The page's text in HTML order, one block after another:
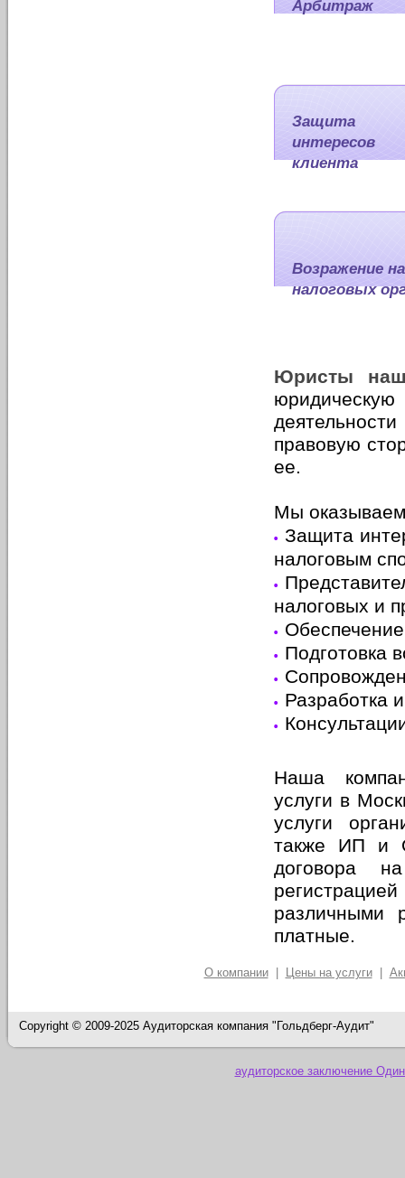
Арбитраж
Защита
интересов
клиента
Возражение
налоговых
Юристы
правовую
ее.
Мы
Защита
налоговым
налоговых и
Подготовка
Разработка
Наша
услуги в
услуги
также ИП и
договора
различными
платные.
О компании Цены на услуги
Copyright © 2009-2025 Аудиторская компания "Гольдберг-Аудит"
аудиторское заключение